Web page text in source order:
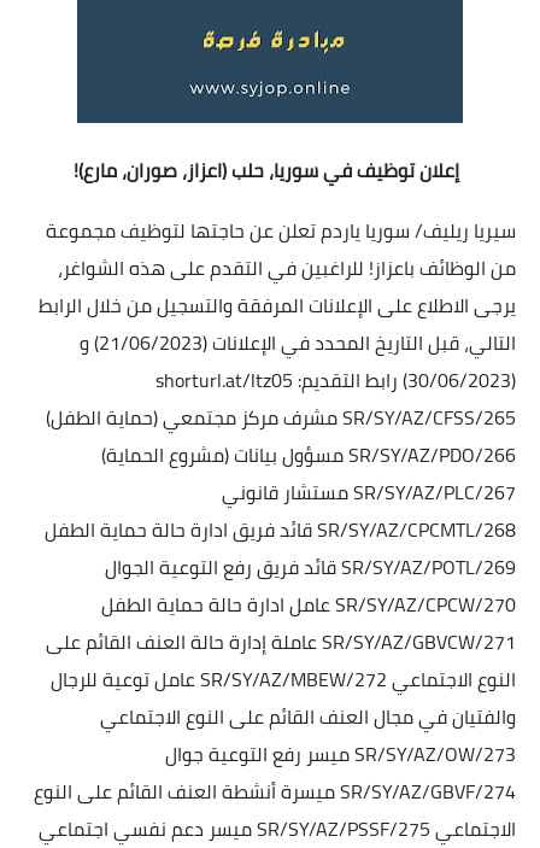
إعلان توظيف في سوريا، حلب (اعزاز، صوران، مارع)!
سيريا ريليف/ سوريا ياردم تعلن عن حاجتها لتوظيف مجموعة
من الوظائف باعزاز! للراغبين في التقدم على هذه الشواغر،
يرجى الاطلاع على الإعلانات المرفقة والتسجيل من خلال الرابط
التالي، قبل التاريخ المحدد في الإعلانات (21/06/2023) و
(30/06/2023)
رابط التقديم: shorturl.at/ltz05
SR/SY/AZ/CFSS/265 مشرف مركز مجتمعي (حماية الطفل)
SR/SY/AZ/PDO/266 مسؤول بيانات (مشروع الحماية)
SR/SY/AZ/PLC/267 مستشار قانوني
SR/SY/AZ/CPCMTL/268 قائد فريق ادارة حالة حماية الطفل
SR/SY/AZ/POTL/269 قائد فريق رفع التوعية الجوال
SR/SY/AZ/CPCW/270 عامل ادارة حالة حماية الطفل
SR/SY/AZ/GBVCW/271 عاملة إدارة حالة العنف القائم على
النوع الاجتماعي
SR/SY/AZ/MBEW/272 عامل توعية للرجال
والفتيان في مجال العنف القائم على النوع الاجتماعي
SR/SY/AZ/OW/273 ميسر رفع التوعية جوال
SR/SY/AZ/GBVF/274 ميسرة أنشطة العنف القائم على النوع
الاجتماعيSR/SY/AZ/PSSF/275 ميسر دعم نفسي اجتماعي